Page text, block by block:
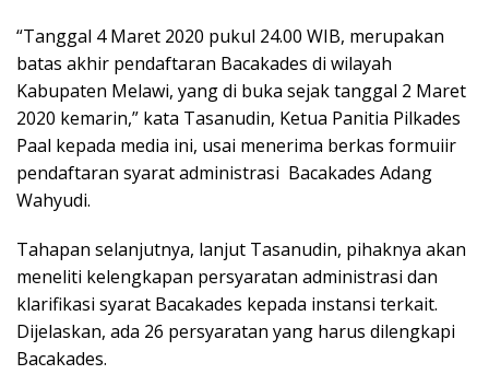
“Tanggal 4 Maret 2020 pukul 24.00 WIB, merupakan
batas akhir pendaftaran Bacakades di wilayah
Kabupaten Melawi, yang di buka sejak tanggal 2 Maret
2020 kemarin,” kata Tasanudin, Ketua Panitia Pilkades
Paal kepada media ini, usai menerima berkas formuiir
pendaftaran syarat administrasi Bacakades Adang
Wahyudi.
Tahapan selanjutnya, lanjut Tasanudin, pihaknya akan
meneliti kelengkapan persyaratan administrasi dan
klarifikasi syarat Bacakades kepada instansi terkait.
Dijelaskan, ada 26 persyaratan yang harus dilengkapi
Bacakades.